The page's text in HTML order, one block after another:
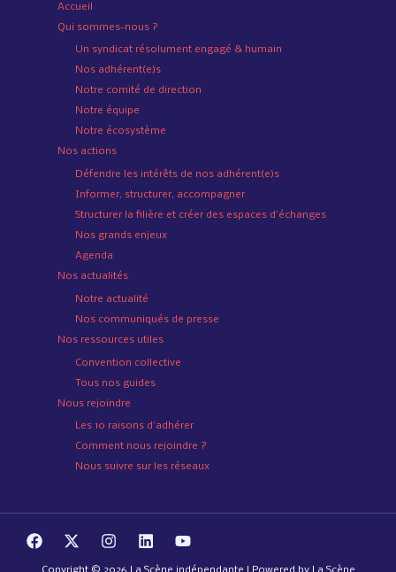
Accueil
Qui sommes-nous ?
Un syndicat résolument engagé & humain
Nos adhérent(e)s
Notre comité de direction
Notre équipe
Notre écosystème
Nos actions
Défendre les intérêts de nos adhérent(e)s
Informer, structurer, accompagner
Structurer la filière et créer des espaces d’échanges
Nos grands enjeux
Agenda
Nos actualités
Notre actualité
Nos communiqués de presse
Nos ressources utiles
Convention collective
Tous nos guides
Nous rejoindre
Les 10 raisons d’adhérer
Comment nous rejoindre ?
Nous suivre sur les réseaux